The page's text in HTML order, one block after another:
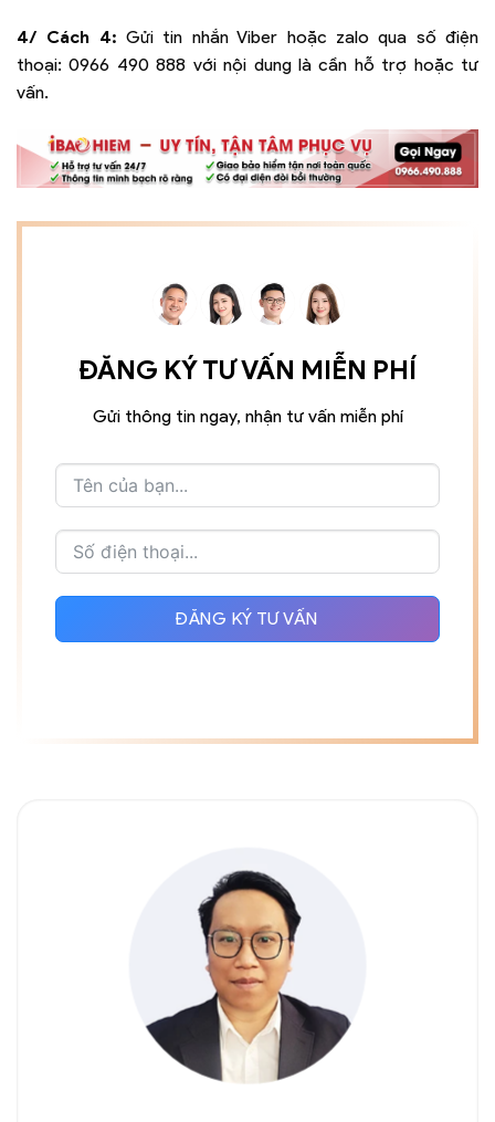
4/ Cách 4: Gửi tin nhắn Viber hoặc zalo qua số điện
thoại:0966 490 888 với nội dung là cần hỗ trợ hoặc tư
vấn.
ĐĂNG KÝ TƯ VẤN MIỄN PHÍ
Gửi thông tin ngay, nhận tư vấn miễn phí
ĐĂNG KÝ TƯ VẤN